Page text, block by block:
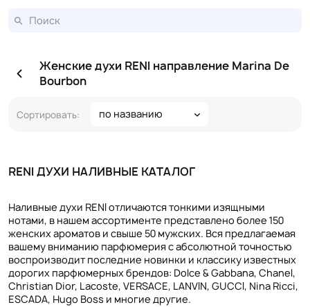
Женские духи RENI направление Marina De
Bourbon
Сортировать: по названию
RENI ДУХИ НАЛИВНЫЕ КАТАЛОГ
Наливные духи RENI отличаются тонкими изящными
нотами, в нашем ассортименте представлено более 150
женских ароматов и свыше 50 мужских. Вся предлагаемая
вашему вниманию парфюмерия с абсолютной точностью
воспроизводит последние новинки и классику известных
дорогих парфюмерных брендов: Dolce & Gabbana, Chanel,
Christian Dior, Lacoste, VERSACE, LANVIN, GUCCI, Nina Ricci,
ESCADA, Hugo Boss и многие другие.